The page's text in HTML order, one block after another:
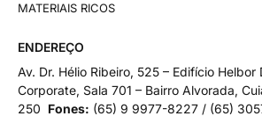
MATERIAIS RICOS
ENDEREÇO
Av. Dr. Hélio Ribeiro, 525 – Edifício Helbor
Corporate, Sala 701 – Bairro Alvorada,
250 Fones: (65) 9 9977-8227 / (65)